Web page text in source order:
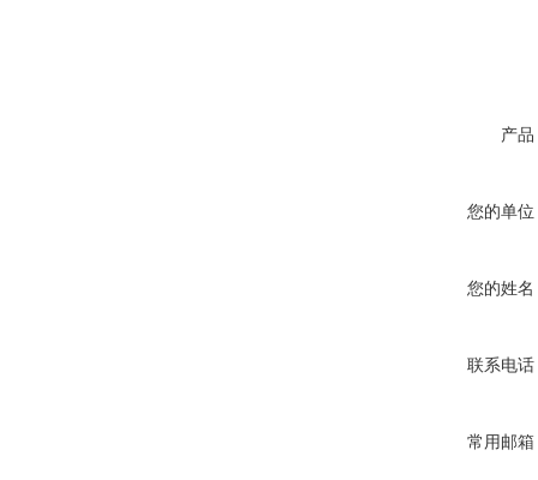
产品
您的单位
您的姓名
联系电话
常用邮箱